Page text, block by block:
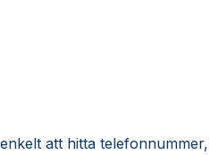
att hitta telefonnummer,